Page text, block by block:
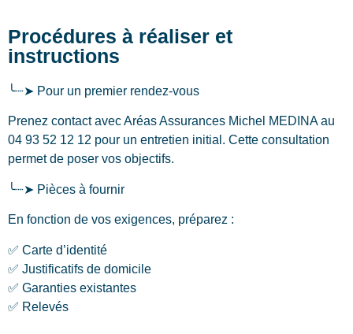
Procédures à réaliser et
instructions
╰┈➤ Pour un premier rendez-vous
Prenez contact avec Aréas Assurances Michel MEDINA au
04 93 52 12 12 pour un entretien initial. Cette consultation
permet de poser vos objectifs.
╰┈➤ Pièces à fournir
En fonction de vos exigences, préparez :
✅ Carte d’identité
✅ Justificatifs de domicile
✅ Garanties existantes
✅ Relevés